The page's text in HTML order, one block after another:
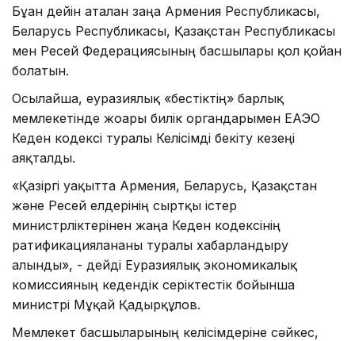
Бұған дейін аталған заңға Армения Республикасы,
Беларусь Республикасы, Қазақстан Республикасы
мен Ресей Федерациясының басшылары қол қойған
болатын.
Осылайша, еуразиялық «бестіктің» барлық
мемлекетінде жоғарғы билік органдарымен ЕАЭО
Кеден кодексі туралы Келісімді бекіту кезеңі
аяқталды.
«Қазіргі уақытта Армения, Беларусь, Қазақстан
және Ресей елдерінің сыртқы істер
министрліктерінен жаңа Кеден кодексінің
ратификацияланғаны туралы хабарландыру
алынды», - дейді Еуразиялық экономикалық
комиссияның кедендік серіктестік бойынша
министрі Мұқай Қадырқұлов.
Мемлекет басшыларының келісімдеріне сәйкес,